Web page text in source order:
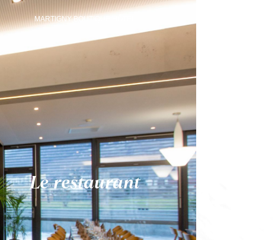
MARTIGNY BOUTIQUE HÔTEL
Le restaurant